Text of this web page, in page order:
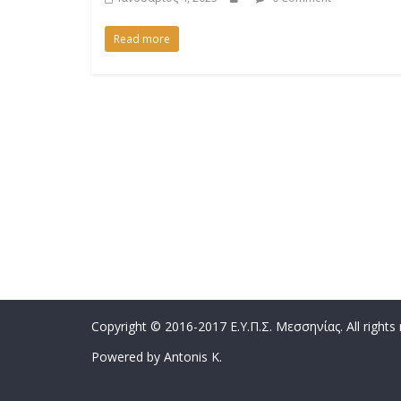
Read more
Copyright © 2016-2017 Ε.Υ.Π.Σ. Μεσσηνίας. All rights
Powered by Antonis K.